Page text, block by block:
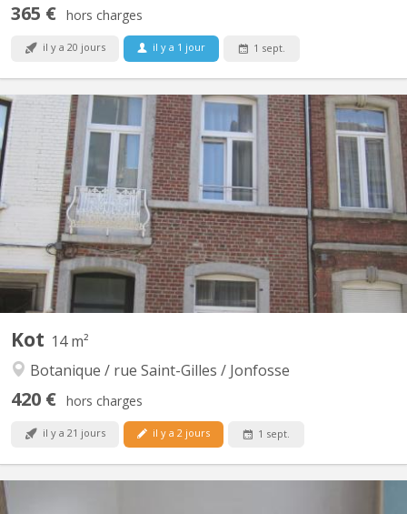
365 € hors charges
il y a 20 jours il y a 1 jour 1 sept.
KL 15702
4 chambres de libres avec permis de location !!! ===>domiciliation
possible UNIQUEMENT FILLE 1 grande cuisine commune pour 6
kots Par étage: 2 kots qui partagent une salle de bain et un w-c.
Un évier dans chaque chambre. superficie : 4m x 4m (+/- 16m²)
entièrement meublé, vinyl au sol prise...
Kot 14 m²
Botanique / rue Saint-Gilles / Jonfosse
420 € hors charges
il y a 21 jours il y a 2 jours 1 sept.
KL 16715